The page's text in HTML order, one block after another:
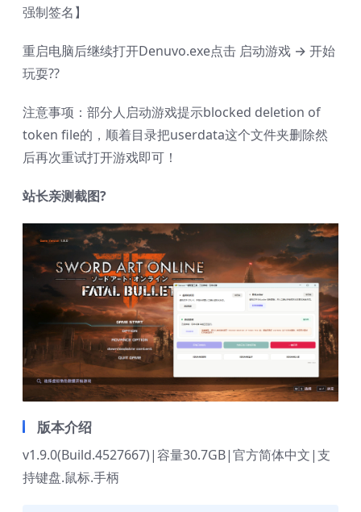
强制签名】
重启电脑后继续打开Denuvo.exe点击 启动游戏 → 开始
玩耍??
注意事项：部分人启动游戏提示blocked deletion of
token file的，顺着目录把userdata这个文件夹删除然
后再次重试打开游戏即可！
站长亲测截图?
版本介绍
v1.9.0(Build.4527667)|容量30.7GB|官方简体中文|支
持键盘.鼠标.手柄